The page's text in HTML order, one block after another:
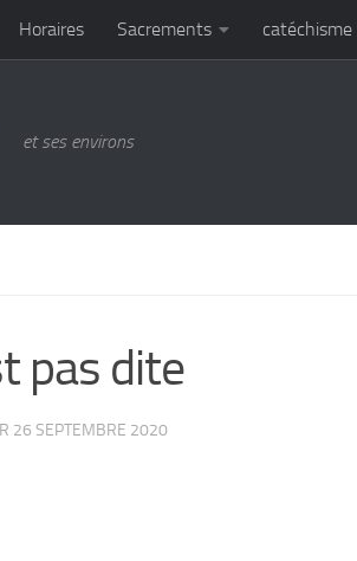
Horaires Sacrements catéchisme
et ses environs
pas dite
26 SEPTEMBRE 2020